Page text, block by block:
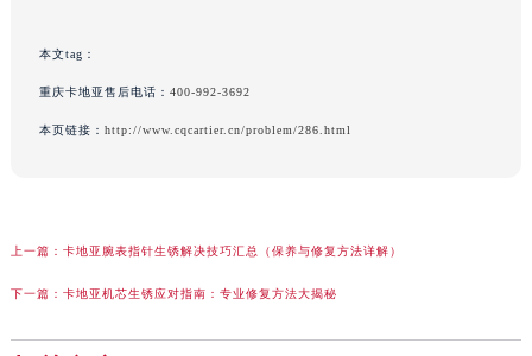
本文tag：
重庆卡地亚售后电话： 400-992-3692
本页链接： http://www.cqcartier.cn/problem/286.html
上一篇： 卡地亚腕表指针生锈解决技巧汇总（保养与修复方法详解）
下一篇： 卡地亚机芯生锈应对指南：专业修复方法大揭秘